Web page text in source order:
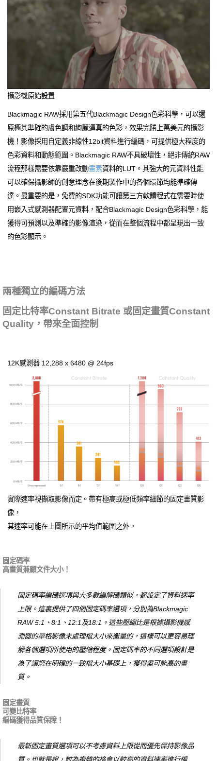
攝影機原始設置
Blackmagic RAW採用第五代Blackmagic Design色彩科學，可以還
原極其準確的膚色調和絢麗逼真的色彩，效果完勝上萬美元的攝影
機！影像採用自定義非線性12bit資料進行編碼，可提供極大程度的
色彩資料和動態範圍。Blackmagic RAW不具破壞性，絕非傳統RAW
流程那樣需要依靠嚴重改動畫素資料的LUT。其強大的元資料性能
可以確保攝影師的創意理念在後期製作中的各個環節均能準確傳
達。最重要的是，免費的SDK功能可讓第三方軟體程式在需要時使
用嵌入式感測器配置元資料，配合Blackmagic Design色彩科學，能
獲得可預測以及準確的影像渲染，從而在整個流程中都呈現出一致
的色彩顯示。
兩種獨立的編碼方法
固定比特率Constant Bitrate 或固定畫質Constant
Quality，帶來全面控制
12K感測器 12,288 x 6480 @ 24fps
實際速率視擷取影像而定。帶有極高或極低頻率細節的固定畫質影
像，
其速率可能在上圖所示的平均值範圍之外。
固定碼率
高畫質兼顧文件大小！
固定碼率編碼選項與大多數編解碼類似，都設定了資料速率
上限。這裏提供了四個固定碼率選項，分別為Blackmagic
RAW 5:1、8:1、12:1及18:1。這些壓縮比是根據攝影機感
測器的單格影像未處理檔大小來衡量的，這樣可以更容易理
解各個選項所使用的壓縮程度。固定碼率的不同選項設計是
為了讓您在明確的一致檔大小基礎上，獲得盡可能高的畫
質。
固定畫質
可變比特率
編碼獲得品質保障！
最新固定畫質選項可以不考慮資料上限從而優先保持影像品